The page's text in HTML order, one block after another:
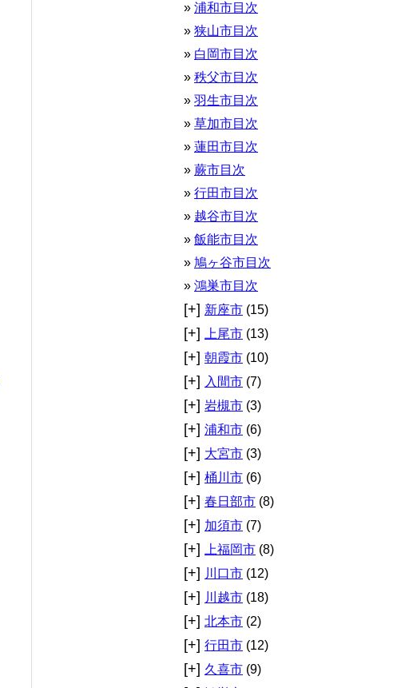
浦和市目次
狭山市目次
白岡市目次
秩父市目次
羽生市目次
草加市目次
蓮田市目次
蕨市目次
行田市目次
越谷市目次
飯能市目次
鳩ヶ谷市目次
鴻巣市目次
[+] 新座市 (15)
[+] 上尾市 (13)
[+] 朝霞市 (10)
[+] 入間市 (7)
[+] 岩槻市 (3)
[+] 浦和市 (6)
[+] 大宮市 (3)
[+] 桶川市 (6)
[+] 春日部市 (8)
[+] 加須市 (7)
[+] 上福岡市 (8)
[+] 川口市 (12)
[+] 川越市 (18)
[+] 北本市 (2)
[+] 行田市 (12)
[+] 久喜市 (9)